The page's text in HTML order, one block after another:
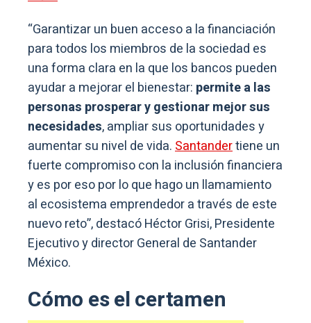
“Garantizar un buen acceso a la financiación
para todos los miembros de la sociedad es
una forma clara en la que los bancos pueden
ayudar a mejorar el bienestar: permite a las
personas prosperar y gestionar mejor sus
necesidades, ampliar sus oportunidades y
aumentar su nivel de vida.Santandertiene un
fuerte compromiso con la inclusión financiera
y es por eso por lo que hago un llamamiento
al ecosistema emprendedor a través de este
nuevo reto”, destacó Héctor Grisi, Presidente
Ejecutivo y director General de Santander
México.
Cómo es el certamen